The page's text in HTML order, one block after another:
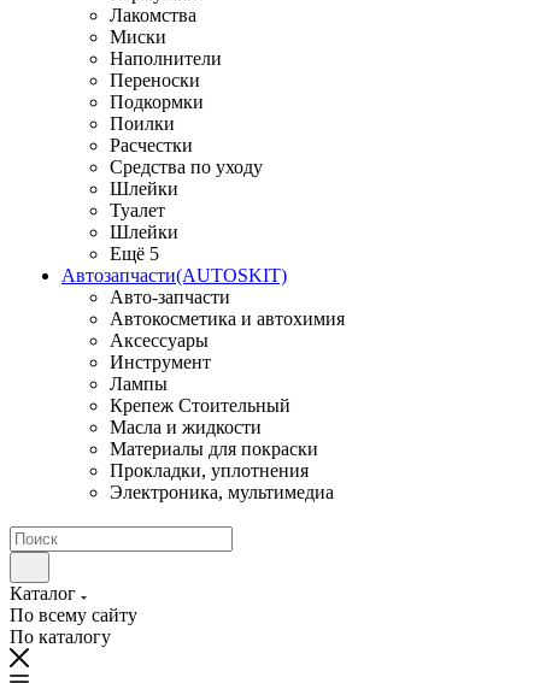
Лакомства
Миски
Наполнители
Переноски
Подкормки
Поилки
Расчестки
Средства по уходу
Шлейки
Туалет
Шлейки
Ещё 5
Автозапчасти(AUTOSKIT)
Авто-запчасти
Автокосметика и автохимия
Аксессуары
Инструмент
Лампы
Крепеж Стоительный
Масла и жидкости
Материалы для покраски
Прокладки, уплотнения
Электроника, мультимедиа
Каталог
По всему сайту
По каталогу